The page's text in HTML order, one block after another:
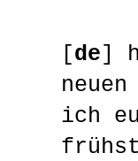
[de]
ich